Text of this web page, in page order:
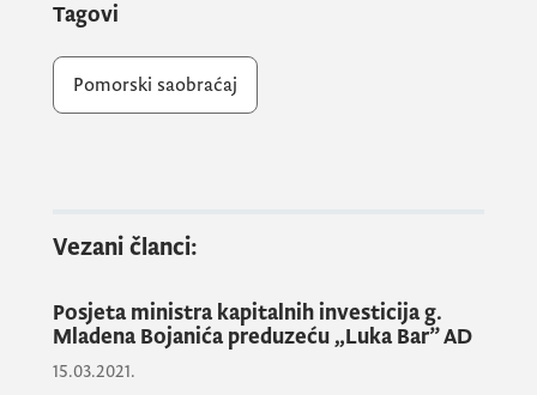
Na konferenciji je govorio i državni sekretar
dr Ismet Latić
Tagovi
Pomorski saobraćaj
Vezani članci:
Posjeta ministra kapitalnih investicija g.
Mladena Bojanića preduzeću „Luka Bar” AD
15.03.2021.